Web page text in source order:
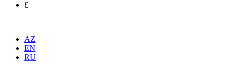
£
AZ
EN
RU